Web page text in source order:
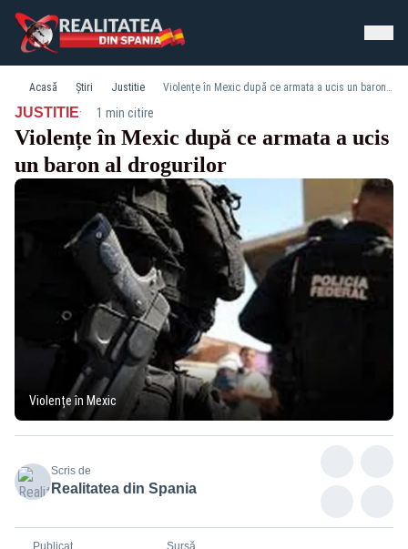
Acasă Știri Justitie Violențe în Mexic după ce armata a ucis un baron al drogurilor
JUSTITIE· 1 min citire
Violențe în Mexic după ce armata a ucis
un baron al drogurilor
Violențe în Mexic
Scris de
Realitatea din Spania
Publicat Sursă